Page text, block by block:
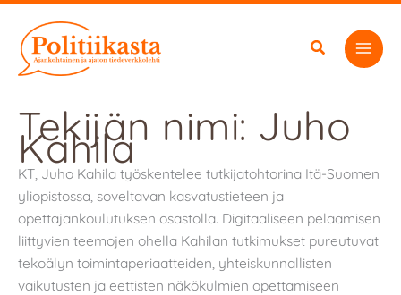
sisältöön
Tekijän nimi: Juho
Kahila
KT, Juho Kahila työskentelee tutkijatohtorina Itä-Suomen
yliopistossa, soveltavan kasvatustieteen ja
opettajankoulutuksen osastolla. Digitaaliseen pelaamisen
liittyvien teemojen ohella Kahilan tutkimukset pureutuvat
tekoälyn toimintaperiaatteiden, yhteiskunnallisten
vaikutusten ja eettisten näkökulmien opettamiseen